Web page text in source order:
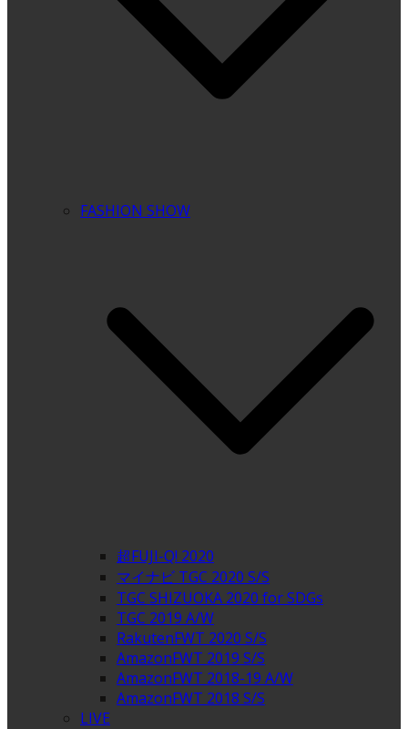
FASHION SHOW
超FUJI-Q! 2020
マイナビ TGC 2020 S/S
TGC SHIZUOKA 2020 for SDGs
TGC 2019 A/W
RakutenFWT 2020 S/S
AmazonFWT 2019 S/S
AmazonFWT 2018-19 A/W
AmazonFWT 2018 S/S
LIVE